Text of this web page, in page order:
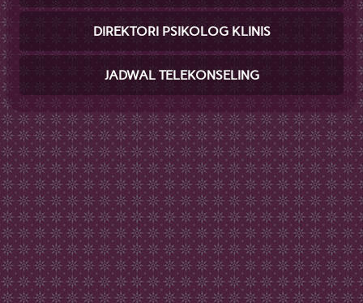
DIREKTORI PSIKOLOG KLINIS
JADWAL TELEKONSELING